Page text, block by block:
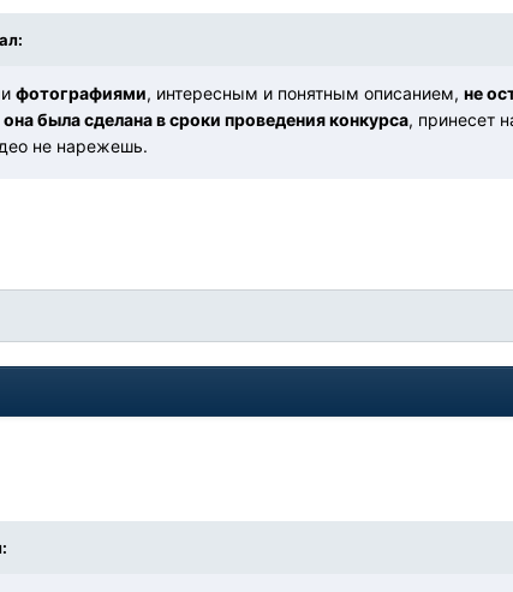
фотографиями, интересным и понятным описанием,не
она была сделана в сроки проведения конкурса, принесет
не нарежешь.